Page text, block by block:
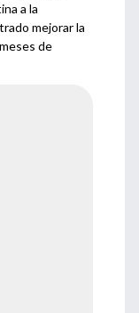
a la
mejorar la
de